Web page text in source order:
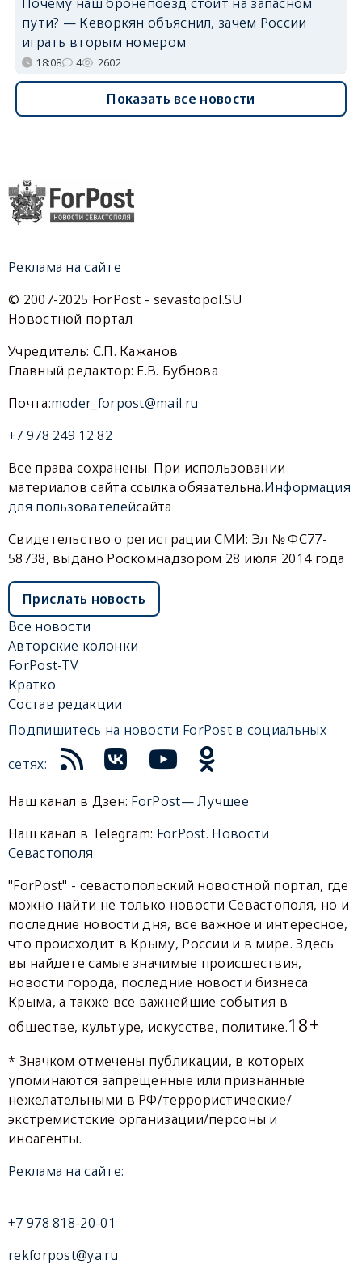
пути? — Кеворкян объяснил, зачем России
играть вторым номером
18:08 4 2602
Показать все новости
Реклама на сайте
© 2007-2025 ForPost - sevastopol.SU
Новостной портал
Учредитель: С.П. Кажанов
Главный редактор: Е.В. Бубнова
Почта:moder_forpost@mail.ru
+7 978 249 12 82
Все права сохранены. При использовании
материалов сайта ссылка обязательна.Информация
для пользователейсайта
Свидетельство о регистрации СМИ: Эл № ФС77-
58738, выдано Роскомнадзором 28 июля 2014 года
Прислать новость
Все новости
Авторские колонки
ForPost-TV
Кратко
Состав редакции
Подпишитесь на новости ForPost в социальных
сетях:
Наш канал в Дзен: ForPost— Лучшее
Наш канал в Telegram: ForPost. Новости
Севастополя
"ForPost" - севастопольский новостной портал, где
можно найти не только новости Севастополя, но и
последние новости дня, все важное и интересное,
что происходит в Крыму, России и в мире. Здесь
вы найдете самые значимые происшествия,
новости города, последние новости бизнеса
Крыма, а также все важнейшие события в
обществе, культуре, искусстве, политике.18+
* Значком отмечены публикации, в которых
упоминаются запрещенные или признанные
нежелательными в РФ/террористические/
экстремистские организации/персоны и
иноагенты.
Реклама на сайте:
+7 978 818-20-01
rekforpost@ya.ru